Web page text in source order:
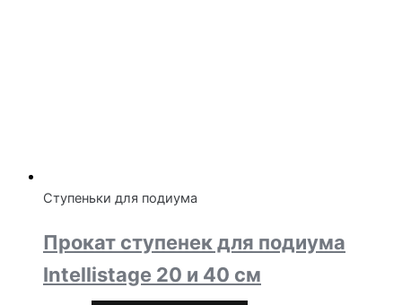
Ступеньки для подиума
Прокат ступенек для подиума
Intellistage 20 и 40 см